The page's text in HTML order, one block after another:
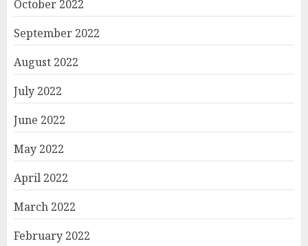
October 2022
September 2022
August 2022
July 2022
June 2022
May 2022
April 2022
March 2022
February 2022